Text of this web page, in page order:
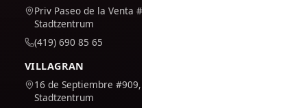
Priv Paseo de la Venta #7,
Stadtzentrum
(419) 690 85 65
VILLAGRAN
16 de Septiembre #909,
Stadtzentrum